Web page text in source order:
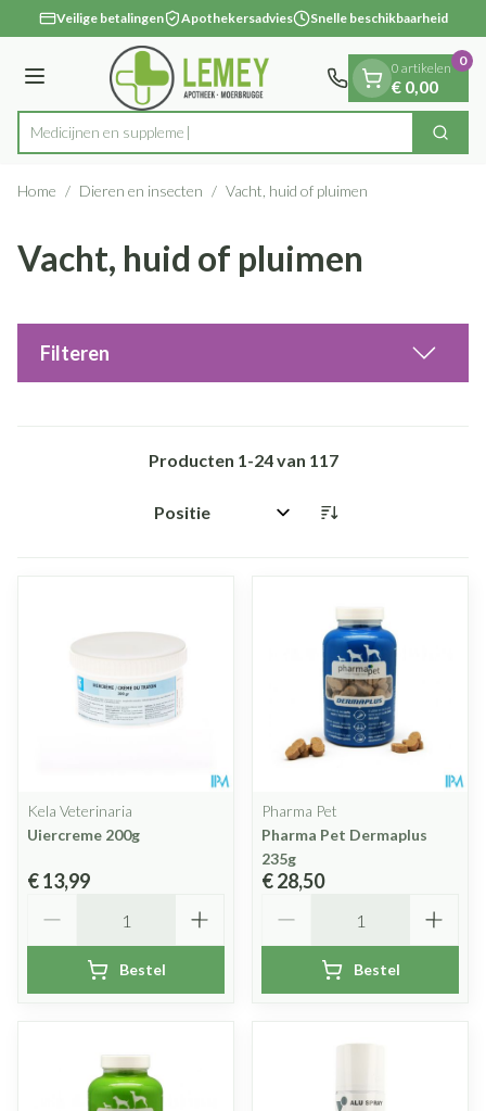
Ga naar de inhoud
1 van 1Veilige betalingen Apothekersadvies Snelle beschikbaarheid
Menu
Product, merk, categorie...
Med Zoek
0 artikelen
€ 0,00
0
Home / Dieren en insecten / Vacht, huid of pluimen
Vacht, huid of pluimen
Filteren
Producten 1-24van 117
Sorteer op:
Kela Veterinaria
Uiercreme 200g
€ 13,99
Bestel
Pharma Pet
Pharma Pet Dermaplus
235g
€ 28,50
Bestel